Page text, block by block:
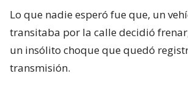
Lo que nadie esperó fue que, un
transitaba por la calle decidió
un insólito choque que quedó
transmisión.